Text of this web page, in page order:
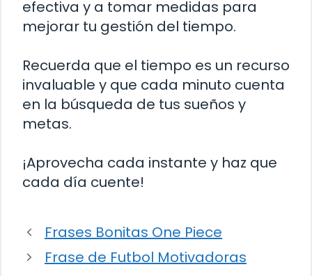
efectiva y a tomar medidas para
mejorar tu gestión del tiempo.
Recuerda que el tiempo es un recurso
invaluable y que cada minuto cuenta
en la búsqueda de tus sueños y
metas.
¡Aprovecha cada instante y haz que
cada día cuente!
Frases Bonitas One Piece
Frase de Futbol Motivadoras